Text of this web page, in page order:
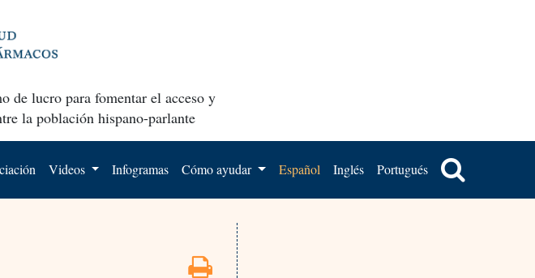
de lucro para fomentar el acceso y
la población hispano-parlante
Videos Infogramas Cómo ayudar Español Inglés Portugués